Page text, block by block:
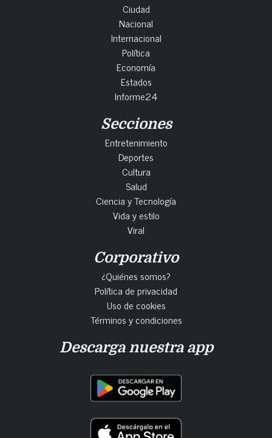
Ciudad
Nacional
Internacional
Política
Economía
Estados
Informe24
Secciones
Entretenimiento
Deportes
Cultura
Salud
Ciencia y Tecnología
Vida y estilo
Viral
Corporativo
¿Quiénes somos?
Política de privacidad
Uso de cookies
Términos y condiciones
Descarga nuestra app